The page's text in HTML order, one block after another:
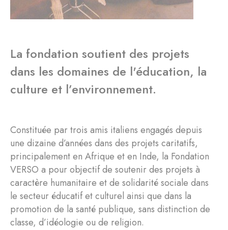
La fondation soutient des projets
dans les domaines de l'éducation, la
culture et l’environnement.
Constituée par trois amis italiens engagés depuis
une dizaine d’années dans des projets caritatifs,
principalement en Afrique et en Inde, la Fondation
VERSO a pour objectif de soutenir des projets à
caractère humanitaire et de solidarité sociale dans
le secteur éducatif et culturel ainsi que dans la
promotion de la santé publique, sans distinction de
classe, d’idéologie ou de religion.